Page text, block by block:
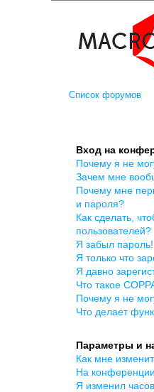
Список форумов
Вход на
Почему я не
Зачем мне
Почему мне
и пароля?
Как сделать,
пользователей?
Я забыл пароль!
Я только что
Я давно
Что такое
Почему я не
Что делает
Параметры и
Как мне
На
Я изменил